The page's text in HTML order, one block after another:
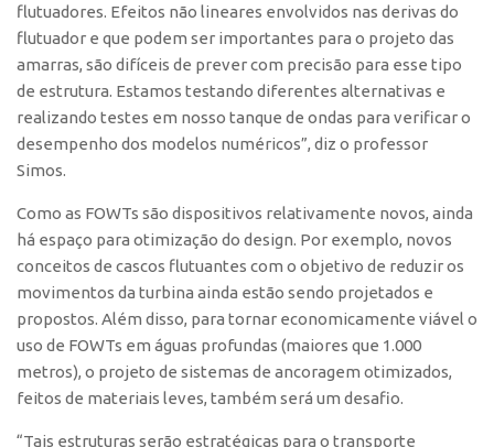
flutuadores. Efeitos não lineares envolvidos nas derivas do
flutuador e que podem ser importantes para o projeto das
amarras, são difíceis de prever com precisão para esse tipo
de estrutura. Estamos testando diferentes alternativas e
realizando testes em nosso tanque de ondas para verificar o
desempenho dos modelos numéricos”, diz o professor
Simos.
Como as FOWTs são dispositivos relativamente novos, ainda
há espaço para otimização do design. Por exemplo, novos
conceitos de cascos flutuantes com o objetivo de reduzir os
movimentos da turbina ainda estão sendo projetados e
propostos. Além disso, para tornar economicamente viável o
uso de FOWTs em águas profundas (maiores que 1.000
metros), o projeto de sistemas de ancoragem otimizados,
feitos de materiais leves, também será um desafio.
“Tais estruturas serão estratégicas para o transporte